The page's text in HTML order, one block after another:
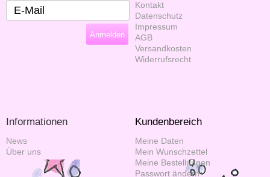
Kontakt
Datenschutz
Impressum
AGB
Versandkosten
Widerrufsrecht
Informationen
News
Über uns
Kundenbereich
Meine Daten
Mein Wunschzettel
Meine Bestellungen
Passwort ändern